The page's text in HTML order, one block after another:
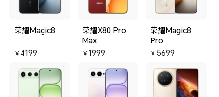
荣耀Magic8
￥ 4199
荣耀X80 Pro
Max
￥ 1999
荣耀Magic8
Pro
￥ 5699